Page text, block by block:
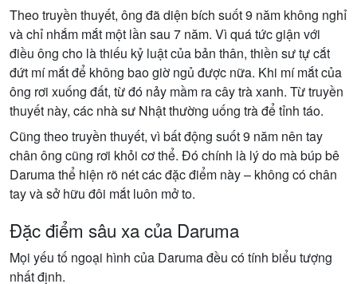
Theo truyền thuyết, ông đã diện bích suốt 9 năm không nghỉ
và chỉ nhắm mắt một lần sau 7 năm. Vì quá tức giận với
điều ông cho là thiếu kỷ luật của bản thân, thiền sư tự cắt
đứt mí mắt để không bao giờ ngủ được nữa. Khi mí mắt của
ông rơi xuống đất, từ đó nảy mầm ra cây trà xanh. Từ truyền
thuyết này, các nhà sư Nhật thường uống trà để tỉnh táo.
Cũng theo truyền thuyết, vì bất động suốt 9 năm nên tay
chân ông cũng rơi khỏi cơ thể. Đó chính là lý do mà búp bê
Daruma thể hiện rõ nét các đặc điểm này – không có chân
tay và sở hữu đôi mắt luôn mở to.
Đặc điểm sâu xa của Daruma
Mọi yếu tố ngoại hình của Daruma đều có tính biểu tượng
nhất định.